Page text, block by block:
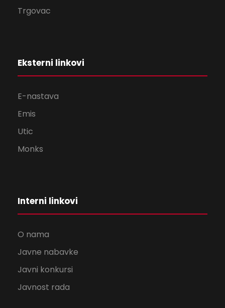
Trgovac
Eksterni linkovi
E-nastava
Emis
Utic
Monks
Interni linkovi
O nama
Javne nabavke
Javni konkursi
Javnost rada